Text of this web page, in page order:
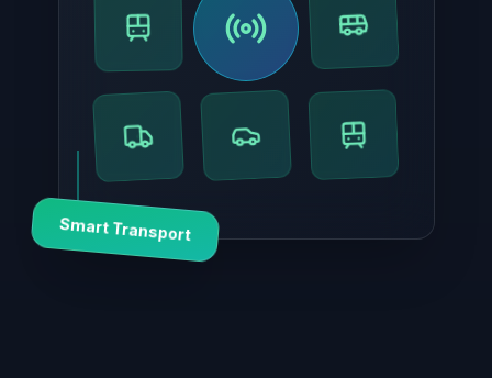
Smart Transport